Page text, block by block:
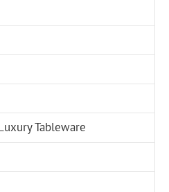
Tableware